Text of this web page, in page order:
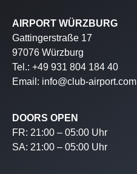
AIRPORT WÜRZBURG
Gattingerstraße 17
97076 Würzburg
Tel.: +49 931 804 184 40
Email: info@club-airport.com
DOORS OPEN
FR: 21:00 – 05:00 Uhr
SA: 21:00 – 05:00 Uhr